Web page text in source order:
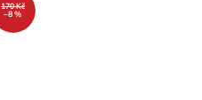
170 Kč
–8 %